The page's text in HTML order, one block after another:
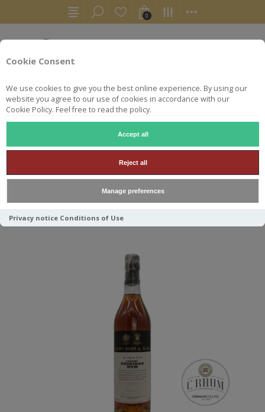
Cookie Consent
We use cookies to give you the best online experience. By using our
website you agree to our use of cookies in accordance with our
Cookie Policy. Feel free to read the policy.
Accept all
Reject all
Manage preferences
Privacy notice Conditions of Use
0
CARONI